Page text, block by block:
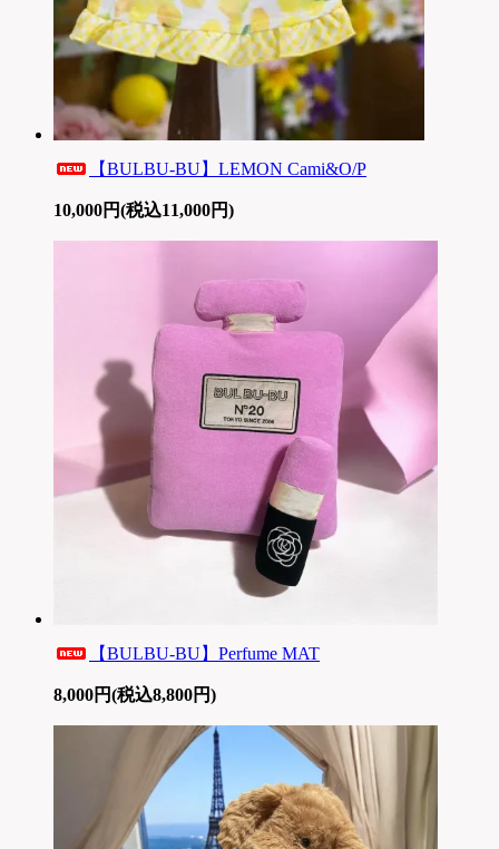
【BULBU-BU】LEMON Cami&O/P
10,000円(税込11,000円)
【BULBU-BU】Perfume MAT
8,000円(税込8,800円)